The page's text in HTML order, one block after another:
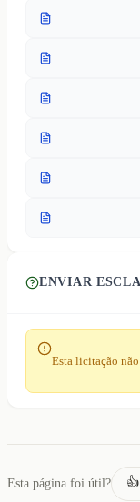
ENVIAR
Esta licitação
Esta página foi útil?